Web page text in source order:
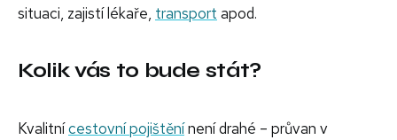
situaci, zajistí lékaře, transport apod.
Kolik vás to bude stát?
Kvalitnícestovní pojištěnínení drahé – průvan v